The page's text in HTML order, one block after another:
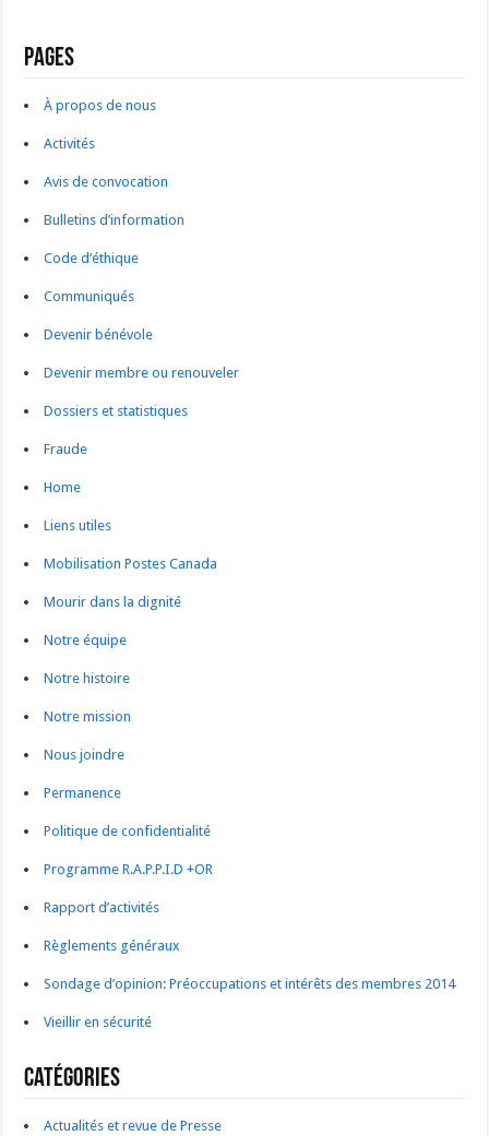
Pages
À propos de nous
Activités
Avis de convocation
Bulletins d’information
Code d’éthique
Communiqués
Devenir bénévole
Devenir membre ou renouveler
Dossiers et statistiques
Fraude
Home
Liens utiles
Mobilisation Postes Canada
Mourir dans la dignité
Notre équipe
Notre histoire
Notre mission
Nous joindre
Permanence
Politique de confidentialité
Programme R.A.P.P.I.D +OR
Rapport d’activités
Règlements généraux
Sondage d’opinion: Préoccupations et intérêts des membres 2014
Vieillir en sécurité
Catégories
Actualités et revue de Presse